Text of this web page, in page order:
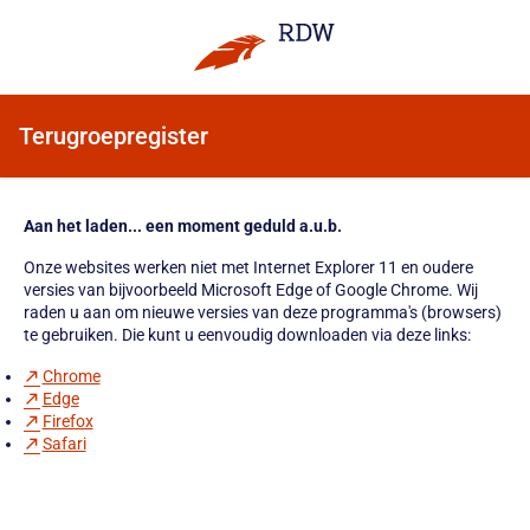
Terugroepregister
Aan het laden... een moment geduld a.u.b.
Onze websites werken niet met Internet Explorer 11 en oudere
versies van bijvoorbeeld Microsoft Edge of Google Chrome. Wij
raden u aan om nieuwe versies van deze programma's (browsers)
te gebruiken. Die kunt u eenvoudig downloaden via deze links:
Chrome
Edge
Firefox
Safari